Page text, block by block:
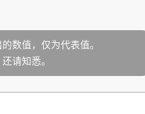
数值，仅为代表值。
请知悉。